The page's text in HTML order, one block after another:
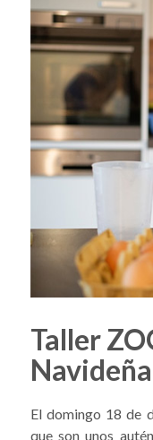
Taller
Navideña
El domingo 18 de
que son unos